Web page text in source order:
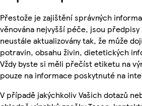
Přestože je zajištění správných
věnována nejvyšší péče, jsou
neustále aktualizovány tak, že může
potravin, obsahu živin, dietetických
Vždy byste si měli přečíst etiketu na
pouze na informace poskytnuté na
V případě jakýchkoliv Vašich dotazů